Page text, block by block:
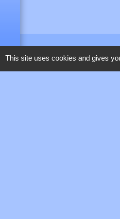
This site uses cookies and gives